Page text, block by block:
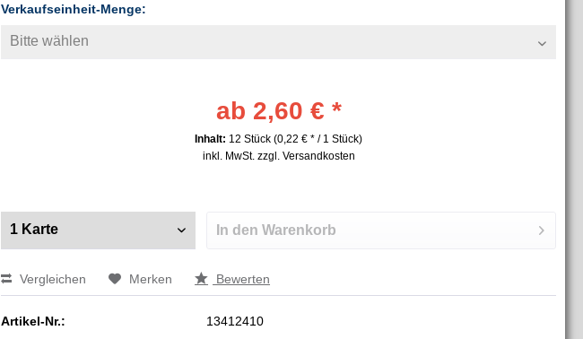
Verkaufseinheit-Menge:
ab 2,60 € *
Inhalt: 12 Stück (0,22 € * / 1 Stück)
inkl. MwSt. zzgl. Versandkosten
In den Warenkorb
Vergleichen Merken Bewerten
Artikel-Nr.: 13412410